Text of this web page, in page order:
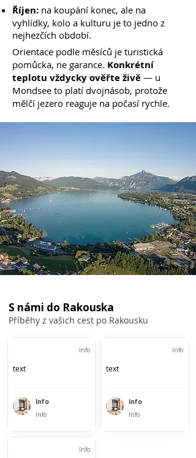
Říjen: na koupání konec, ale na
vyhlídky, kolo a kulturu je to jedno z
nejhezčích období.
Orientace podle měsíců je turistická
pomůcka, ne garance. Konkrétní
teplotu vždycky ověřte živě — u
Mondsee to platí dvojnásob, protože
mělčí jezero reaguje na počasí rychle.
S námi do Rakouska
Příběhy z vašich cest po Rakousku
Info
text
Info
Info
Info
Info
text
Info
Info